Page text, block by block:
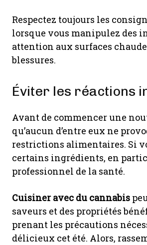
Respectez toujours les
lorsque vous manipulez des
attention aux surfaces
blessures.
Éviter les réactions
Avant de commencer une
qu’aucun d’entre eux ne
restrictions alimentaires. Si
certains ingrédients, en
professionnel de la santé.
Cuisiner avec du cannabis
saveurs et des propriétés
prenant les précautions
délicieux cet été. Alors,